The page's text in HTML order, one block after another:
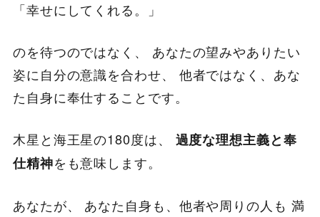
「幸せにしてくれる。」
のを待つのではなく、 あなたの望みやありたい
姿に自分の意識を合わせ、 他者ではなく、あな
た自身に奉仕することです。
木星と海王星の180度は、 過度な理想主義と奉
仕精神をも意味します。
あなたが、 あなた自身も、他者や周りの人も 満